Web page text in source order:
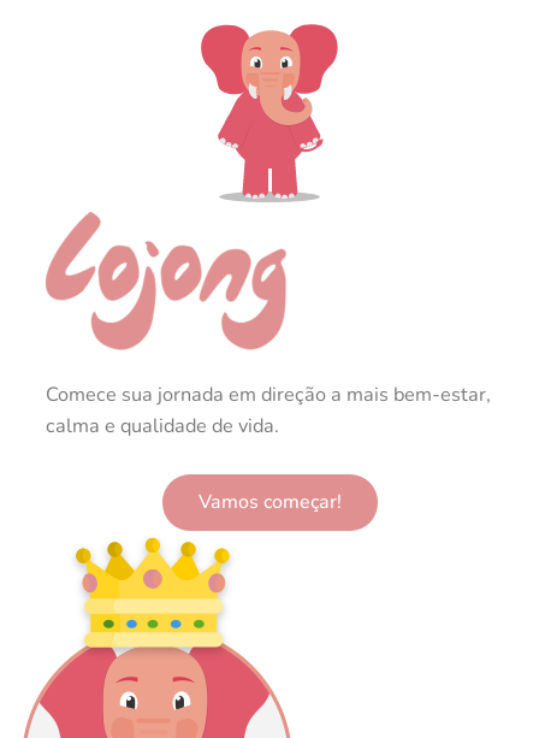
Comece sua jornada em direção a mais bem-estar,
calma e qualidade de vida.
Vamos começar!